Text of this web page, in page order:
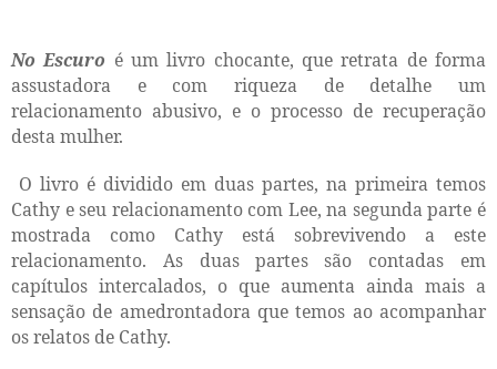
No Escuro é um livro chocante, que retrata de forma
assustadora e com riqueza de detalhe um
relacionamento abusivo, e o processo de recuperação
desta mulher.
O livro é dividido em duas partes, na primeira temos
Cathy e seu relacionamento com Lee, na segunda parte é
mostrada como Cathy está sobrevivendo a este
relacionamento. As duas partes são contadas em
capítulos intercalados, o que aumenta ainda mais a
sensação de amedrontadora que temos ao acompanhar
os relatos de Cathy.